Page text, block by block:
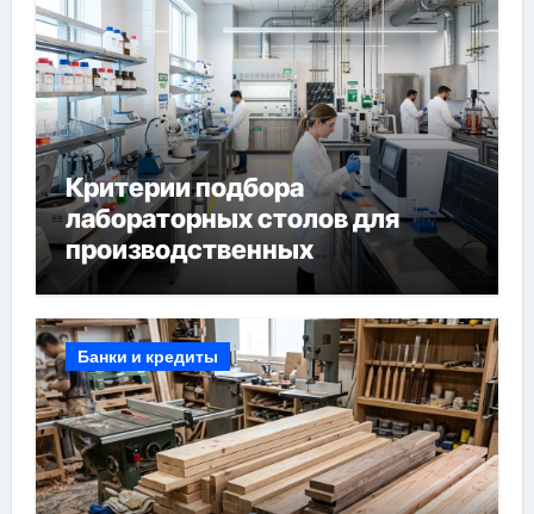
Критерии подбора
лабораторных столов для
производственных
лабораторий
Банки и кредиты